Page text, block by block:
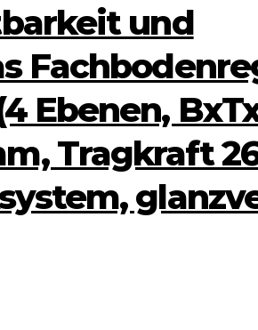
und
Ebenen,
Tragkraft